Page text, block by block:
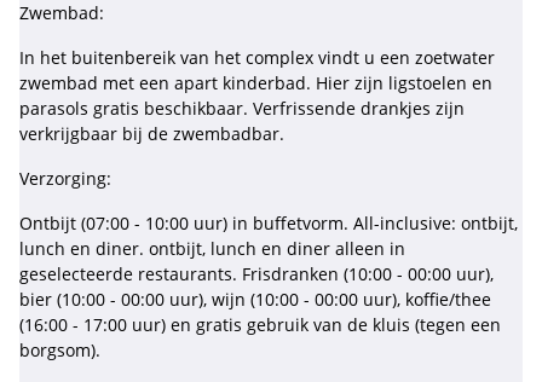
Zwembad:
In het buitenbereik van het complex vindt u een zoetwater
zwembad met een apart kinderbad. Hier zijn ligstoelen en
parasols gratis beschikbaar. Verfrissende drankjes zijn
verkrijgbaar bij de zwembadbar.
Verzorging:
Ontbijt (07:00 - 10:00 uur) in buffetvorm. All-inclusive: ontbijt,
lunch en diner. ontbijt, lunch en diner alleen in
geselecteerde restaurants. Frisdranken (10:00 - 00:00 uur),
bier (10:00 - 00:00 uur), wijn (10:00 - 00:00 uur), koffie/thee
(16:00 - 17:00 uur) en gratis gebruik van de kluis (tegen een
borgsom).